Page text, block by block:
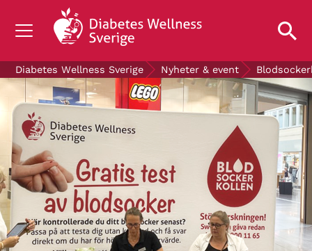
OM DIABETES
STÖD OSS
FORSKNING
NYHETER & EVENT
OM OSS
GRATIS DIABETESPRODUKTER
Blodsockerkollen
Diabetes Wellness Sverige Nyheter & event